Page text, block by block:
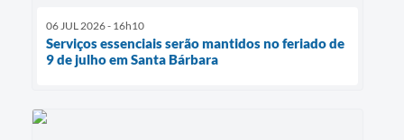
06 JUL 2026 - 16h10
Serviços essenciais serão mantidos no feriado de
9 de julho em Santa Bárbara